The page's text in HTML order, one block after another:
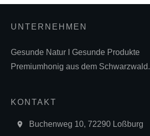
UNTERNEHMEN
Gesunde Natur I Gesunde Produkte
Premiumhonig aus dem Schwarzwald.
KONTAKT
Buchenweg 10, 72290 Loßburg